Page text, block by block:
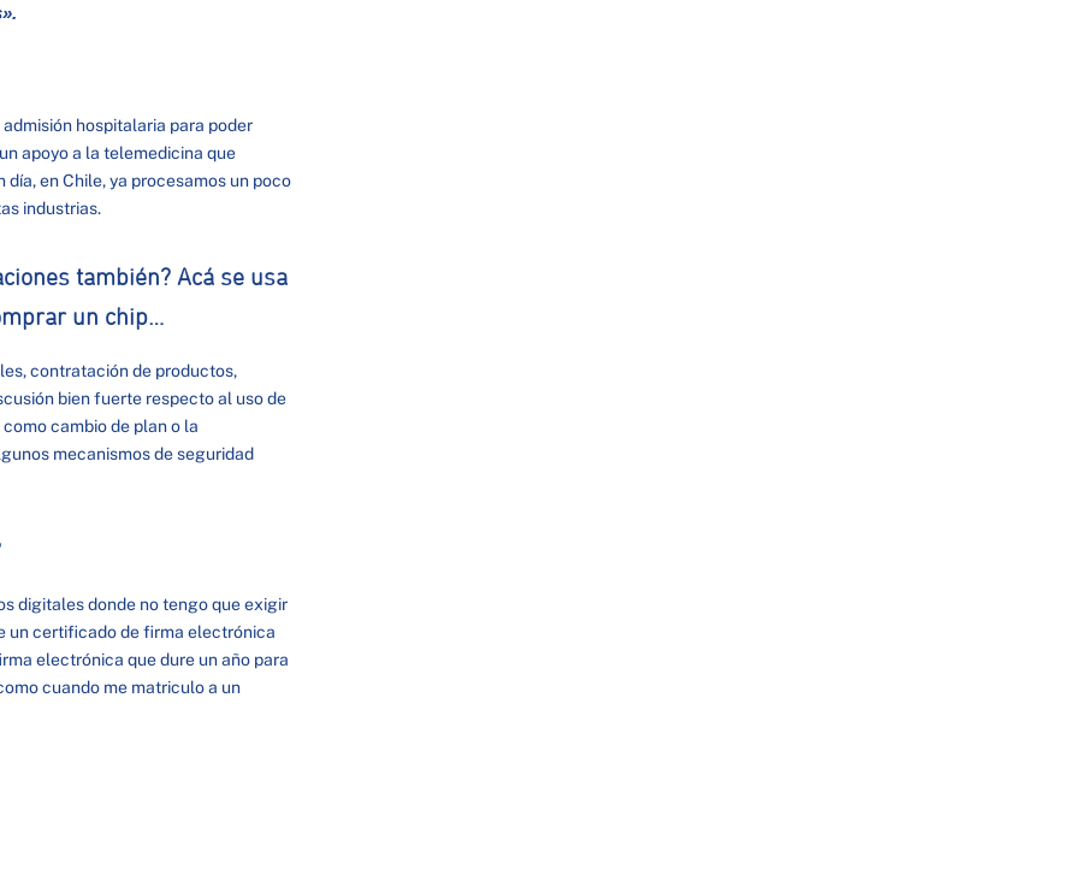
hospitalaria para poder
apoyo a la telemedicina que
en Chile, ya procesamos un poco
industrias.
también? Acá se usa
un chip…
contratación de productos,
bien fuerte respecto al uso de
cambio de plan o la
mecanismos de seguridad
digitales donde no tengo que exigir
un certificado de firma electrónica
electrónica que dure un año para
cuando me matriculo a un